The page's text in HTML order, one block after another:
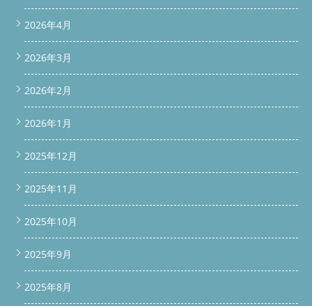
門店 #便利屋BUZZ 問い合わせは公式LINEよりお待ちしていま
す。 ◇◆◇◆◇◆◇◆◇◆◇◆◇◆◇◆◇◆◇◆◇ 公式LINEよ
り問い合わせ ◇◆◇◆◇◆◇◆◇◆◇◆◇◆◇◆◇◆◇◆◇ #便
利屋BUZZ #ドラム式洗濯機分解清掃 #ドラム式洗濯機完全分解洗
浄 #ドラム式洗濯機修理 #埼玉県ドラム式洗濯機分解クリーニン
グ #東京都ドラム式洗濯機分解クリーニング #神奈川県ドラム式
洗濯機分解クリーニング #群馬県ドラム式洗濯機分解クリーニン
グ #関東全域ドラム式洗濯機分解清掃対応可能
◇◆◇◆◇◆◇◆◇◆◇◆◇◆◇◆◇◆◇◆◇ 続きを読む
2026年4月
2026年3月
2026年2月
2026年1月
2025年12月
2025年11月
2025年10月
2025年9月
2025年8月